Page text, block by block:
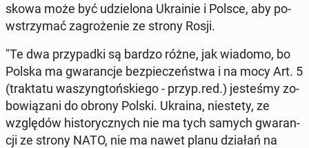
sko­wa może być udzie­lo­na Ukra­inie i Polsce, aby po­
wstrzy­mać za­gro­że­nie ze strony Rosji.
"Te dwa przy­pad­ki są bardzo różne, jak wiadomo, bo
Polska ma gwa­ran­cje bez­pie­czeń­stwa i na mocy Art. 5
(trak­ta­tu wa­szyng­toń­skie­go - przyp.red.) je­ste­śmy zo­
bo­wią­za­ni do obrony Polski. Ukraina, nie­ste­ty, ze
wzglę­dów hi­sto­rycz­nych nie ma tych samych gwa­ran­
cji ze strony NATO, nie ma nawet planu działań na